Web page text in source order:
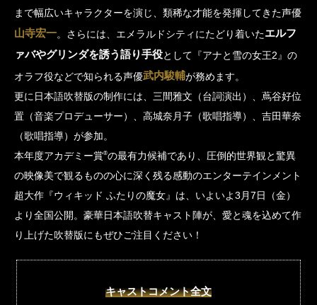
まで幅広いキャラクターを演じ、類稀な才能を発揮してきた声優
山寺宏一。さらには、エメラルドシティにたどり着いたエルフ
ァバやグリンダを誘う語り手役として『アナと雪の女王2』の
オラフ役などで知られる声優武内駿輔が務めます。
更に日本語吹替版の制作には、三間雅文（台詞演出）、蔦谷好位
置（音楽プロデューサー）、高城奈月子（歌唱指導）、吉田華奈
（歌唱指導）が参加。
本年度アカデミー賞®の最有力候補であり、圧倒的世界観と驚異
の映像美で観るものの心に深く残る感動のエンターテインメント
超大作『ウィキッド ふたりの魔女』は、いよいよ3月7日（金）
より全国公開。豪華日本語吹替キャスト陣が、愛と魂を込めて作
り上げた吹替版にもぜひご注目ください！
キャストコメント全文